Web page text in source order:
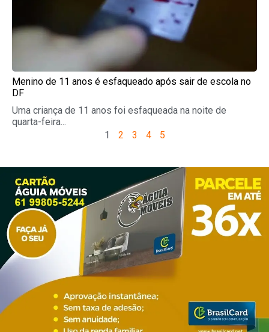
Menino de 11 anos é esfaqueado após sair de escola no
DF
Uma criança de 11 anos foi esfaqueada na noite de
quarta-feira...
1
2 3 4 5